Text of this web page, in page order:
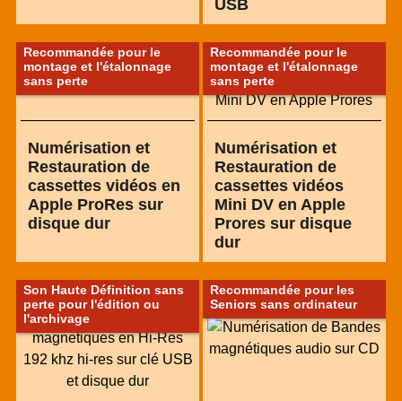
USB
Recommandée pour le
montage et l'étalonnage
sans perte
Numérisation et
Restauration de
cassettes vidéos en
Apple ProRes sur
disque dur
Recommandée pour le
montage et l'étalonnage
sans perte
Numérisation et
Restauration de
cassettes vidéos
Mini DV en Apple
Prores sur disque
dur
Son Haute Définition sans
perte pour l'édition ou
l'archivage
Recommandée pour les
Seniors sans ordinateur